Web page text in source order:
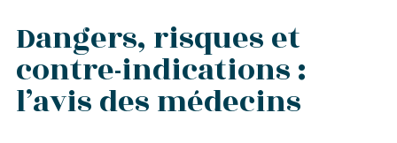
Dangers, risques et
contre-indications :
l’avis des médecins